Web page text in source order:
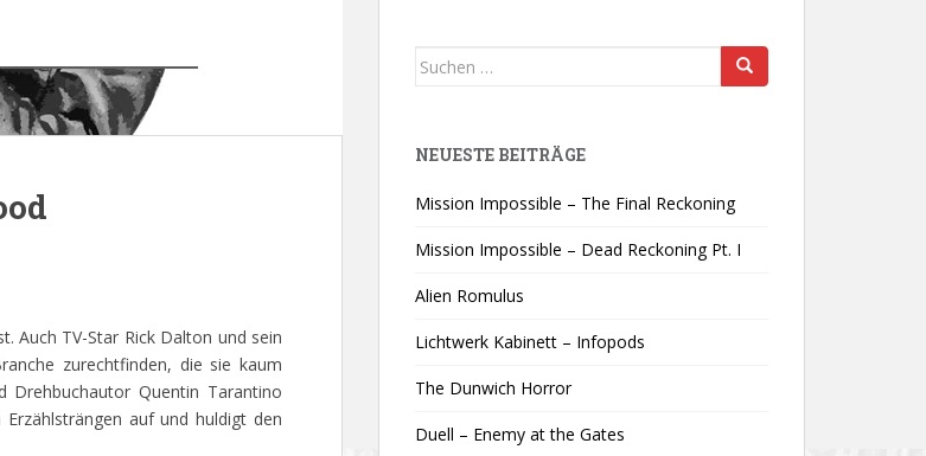
Auch TV-Star Rick Dalton und sein
zurechtfinden, die sie kaum
Drehbuchautor Quentin Tarantino
auf und huldigt den
Suchen
NEUESTE BEITRÄGE
Mission Impossible – The Final Reckoning
Mission Impossible – Dead Reckoning Pt. I
Alien Romulus
Lichtwerk Kabinett – Infopods
The Dunwich Horror
Duell – Enemy at the Gates